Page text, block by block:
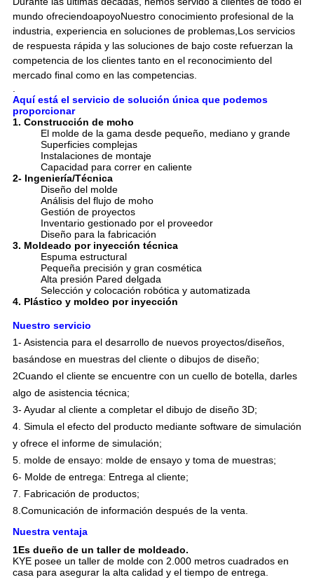
mundo ofreciendoapoyoNuestro conocimiento profesional de la
industria, experiencia en soluciones de problemas,Los servicios
de respuesta rápida y las soluciones de bajo coste refuerzan la
competencia de los clientes tanto en el reconocimiento del
mercado final como en las competencias.
Aquí está el servicio de solución única que podemos
proporcionar
1. Construcción de moho
El molde de la gama desde pequeño, mediano y grande
Superficies complejas
Instalaciones de montaje
Capacidad para correr en caliente
2- Ingeniería/Técnica
Diseño del molde
Análisis del flujo de moho
Gestión de proyectos
Inventario gestionado por el proveedor
Diseño para la fabricación
3. Moldeado por inyección técnica
Espuma estructural
Pequeña precisión y gran cosmética
Alta presión Pared delgada
Selección y colocación robótica y automatizada
4. Plástico y moldeo por inyección
Nuestro servicio
1- Asistencia para el desarrollo de nuevos proyectos/diseños,
basándose en muestras del cliente o dibujos de diseño;
2Cuando el cliente se encuentre con un cuello de botella, darles
algo de asistencia técnica;
3- Ayudar al cliente a completar el dibujo de diseño 3D;
4. Simula el efecto del producto mediante software de simulación
y ofrece el informe de simulación;
5. molde de ensayo: molde de ensayo y toma de muestras;
6- Molde de entrega: Entrega al cliente;
7. Fabricación de productos;
8. Comunicación de información después de la venta.
Nuestra ventaja
1Es dueño de un taller de moldeado.
KYE posee un taller de molde con 2.000 metros cuadrados en
casa para asegurar la alta calidad y el tiempo de entrega.